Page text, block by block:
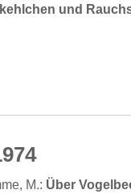
und
M.: Über